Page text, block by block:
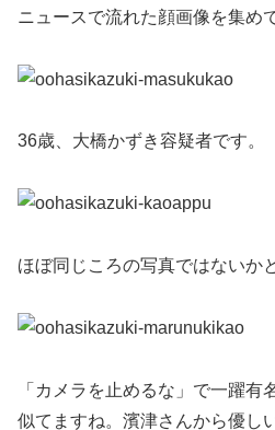
ニュースで流れた顔画像を集め
36歳、大橋かずき容疑者です。
ほぼ同じころの写真ではないか
「カメラを止めるな」で一躍有
似てますね。濱津さんから優し